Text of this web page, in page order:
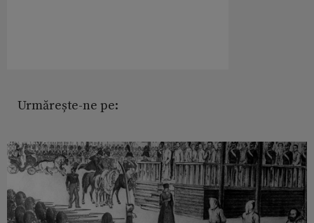
Urmărește-ne pe: